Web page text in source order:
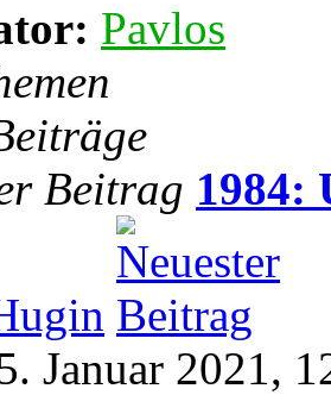
Pavlos
Beitrag 1984:
Januar 2021,